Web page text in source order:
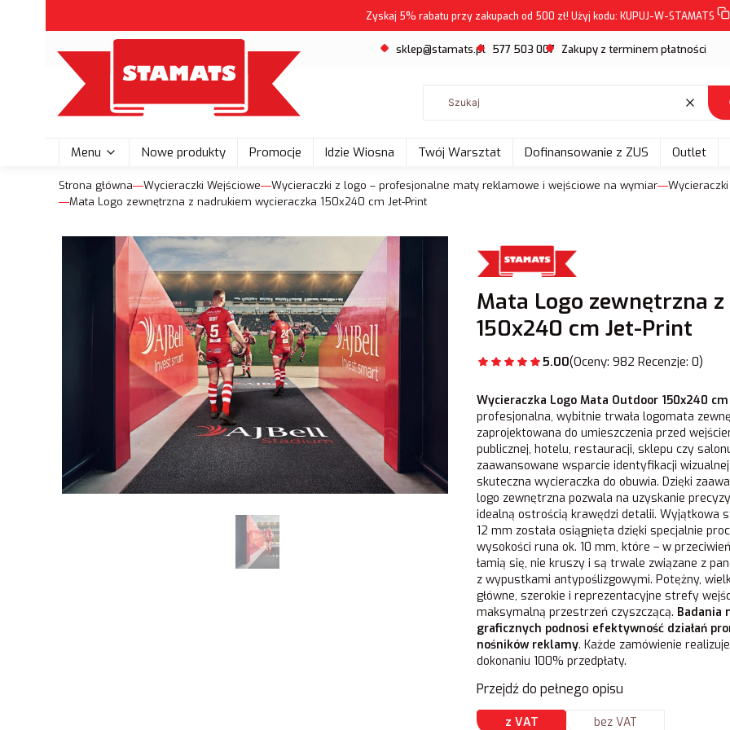
Zyskaj 5% rabatu przy zakupach od 500 zł! Użyj kodu: KUPUJ-W-STAMATS
sklep@stamats.pl 577 503 007 Zakupy z terminem płatności
Wyczyść
Menu Nowe produkty Promocje Idzie Wiosna Twój Warsztat Dofinansowanie z ZUS Outlet
Strona główna Wycieraczki Wejściowe Wycieraczki z logo – profesjonalne maty reklamowe i wejściowe na wymiar
Mata Logo zewnętrzna z nadrukiem wycieraczka 150x240 cm Jet-Print
Mata Logo zewnętrzna
150x240 cm Jet-Print
5.00(Oceny: 982 Recenzje: 0)
Wycieraczka Logo Mata Outdoor 150x240
profesjonalna, wybitnie trwała logomata
zaprojektowana do umieszczenia przed
publicznej, hotelu, restauracji, sklepu czy
zaawansowane wsparcie identyfikacji
skuteczna wycieraczka do obuwia. Dzięki
logo zewnętrzna pozwala na uzyskanie
idealną ostrością krawędzi detalii. Wyjątkowa
12 mm została osiągnięta dzięki specjalnie
wysokości runa ok. 10 mm, które – w
łamią się, nie kruszy i są trwale związane z
z wypustkami antypoślizgowymi. Potężny,
główne, szerokie i reprezentacyjne strefy
maksymalną przestrzeń czyszczącą. Badania
graficznych podnosi efektywność działań
nośników reklamy. Każde zamówienie
dokonaniu 100% przedpłaty.
Przejdź do pełnego opisu
z VAT bez VAT